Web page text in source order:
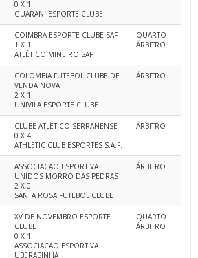
0 X 1
GUARANI ESPORTE CLUBE
COIMBRA ESPORTE CLUBE SAF
1 X 1
ATLÉTICO MINEIRO SAF
QUARTO
ÁRBITRO
COLÔMBIA FUTEBOL CLUBE DE
VENDA NOVA
2 X 1
UNIVILA ESPORTE CLUBE
ÁRBITRO
CLUBE ATLÉTICO SERRANENSE
0 X 4
ATHLETIC CLUB ESPORTES S.A.F.
ÁRBITRO
ASSOCIACAO ESPORTIVA
UNIDOS MORRO DAS PEDRAS
2 X 0
SANTA ROSA FUTEBOL CLUBE
ÁRBITRO
XV DE NOVEMBRO ESPORTE
CLUBE
0 X 1
ASSOCIACAO ESPORTIVA
UBERABINHA
QUARTO
ÁRBITRO